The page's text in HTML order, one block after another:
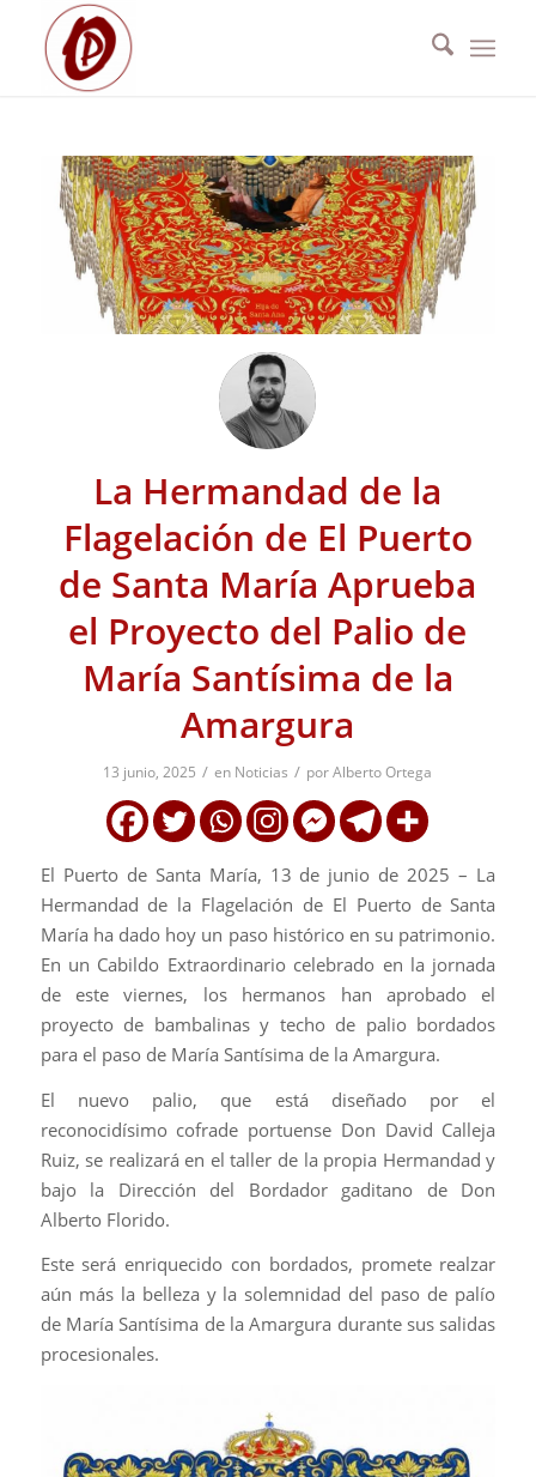
La Hermandad de la
Flagelación de El Puerto
de Santa María Aprueba
el Proyecto del Palio de
María Santísima de la
Amargura
13 junio, 2025 / en Noticias / porAlberto Ortega
El Puerto de Santa María, 13 de junio de 2025 – La
Hermandad de la Flagelación de El Puerto de Santa
María ha dado hoy un paso histórico en su patrimonio.
En un Cabildo Extraordinario celebrado en la jornada
de este viernes, los hermanos han aprobado el
proyecto de bambalinas y techo de palio bordados
para el paso de María Santísima de la Amargura.
El nuevo palio, que está diseñado por el
reconocidísimo cofrade portuense Don David Calleja
Ruiz, se realizará en el taller de la propia Hermandad y
bajo la Dirección del Bordador gaditano de Don
Alberto Florido.
Este será enriquecido con bordados, promete realzar
aún más la belleza y la solemnidad del paso de palío
de María Santísima de la Amargura durante sus salidas
procesionales.